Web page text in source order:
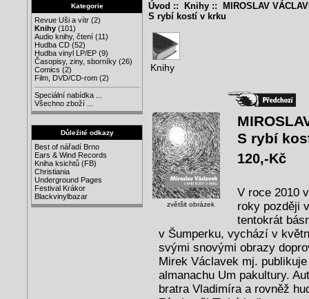
Kategorie
Revue Uši a vítr (2)
Knihy (101)
Audio knihy, čtení (11)
Hudba CD (52)
Hudba vinyl LP/EP (9)
Časopisy, ziny, sborníky (26)
Comics (2)
Film, DVD/CD-rom (2)
Speciální nabídka ...
Všechno zboží ...
Důležité odkazy
Best of nářadí Brno
Ears & Wind Records
Kniha ksichtů (FB)
Christiania
Underground Pages
Festival Krákor
Blackvinylbazar
Úvod :: Knihy:: MIROSLAV
S rybí kostí v krku
Knihy
zvětšit obrázek
S rybí
120,-Kč
V roce 2010
roky později
tentokrát
v Šumperku, vychází v
svými snovými obrazy
Mirek Václavek mj.
almanachu Um pakultury.
bratra Vladimíra a rovněž